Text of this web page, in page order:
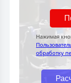
Нажимая
обработку